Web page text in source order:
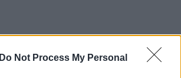
Do Not Process My Personal